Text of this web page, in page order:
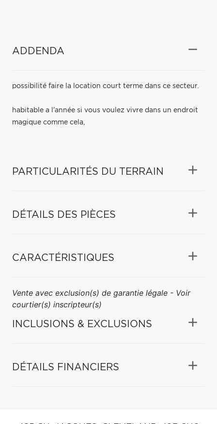
ADDENDA
possibilité faire la location court terme dans ce secteur.
habitable a l'année si vous voulez vivre dans un endroit
magique comme cela,
PARTICULARITÉS DU TERRAIN
DÉTAILS DES PIÈCES
CARACTÉRISTIQUES
Vente avec exclusion(s) de garantie légale - Voir
courtier(s) inscripteur(s)
INCLUSIONS & EXCLUSIONS
DÉTAILS FINANCIERS